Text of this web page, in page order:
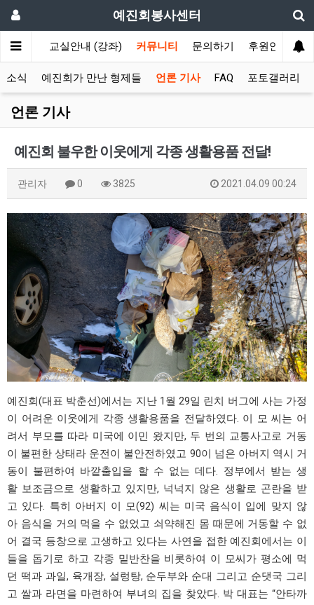
예진회봉사센터
장국) 교실안내 (강좌) 커뮤니티 문의하기 후원안내
소식 예진회가 만난 형제들 언론 기사 FAQ 포토갤러리
언론 기사
예진회 불우한 이웃에게 각종 생활용품 전달!
관리자 0 3825 2021.04.09 00:24
예진회(대표 박춘선)에서는 지난 1월 29일 린치 버그에 사는 가정
이 어려운 이웃에게 각종 생활용품을 전달하였다. 이 모 씨는 어
려서 부모를 따라 미국에 이민 왔지만, 두 번의 교통사고로 거동
이 불편한 상태라 운전이 불안전하였고 90이 넘은 아버지 역시 거
동이 불편하여 바깥출입을 할 수 없는 데다. 정부에서 받는 생
활 보조금으로 생활하고 있지만, 넉넉지 않은 생활로 곤란을 받
고 있다. 특히 아버지 이 모(92) 씨는 미국 음식이 입에 맞지 않
아 음식을 거의 먹을 수 없었고 쇠약해진 몸 때문에 거동할 수 없
어 결국 등창으로 고생하고 있다는 사연을 접한 예진회에서는 이
들을 돕기로 하고 각종 밑반찬을 비롯하여 이 모씨가 평소에 먹
던 떡과 과일, 육개장, 설렁탕, 순두부와 순대 그리고 순댓국 그리
고 쌀과 라면을 마련하여 부녀의 집을 찾았다. 박 대표는 “안타까